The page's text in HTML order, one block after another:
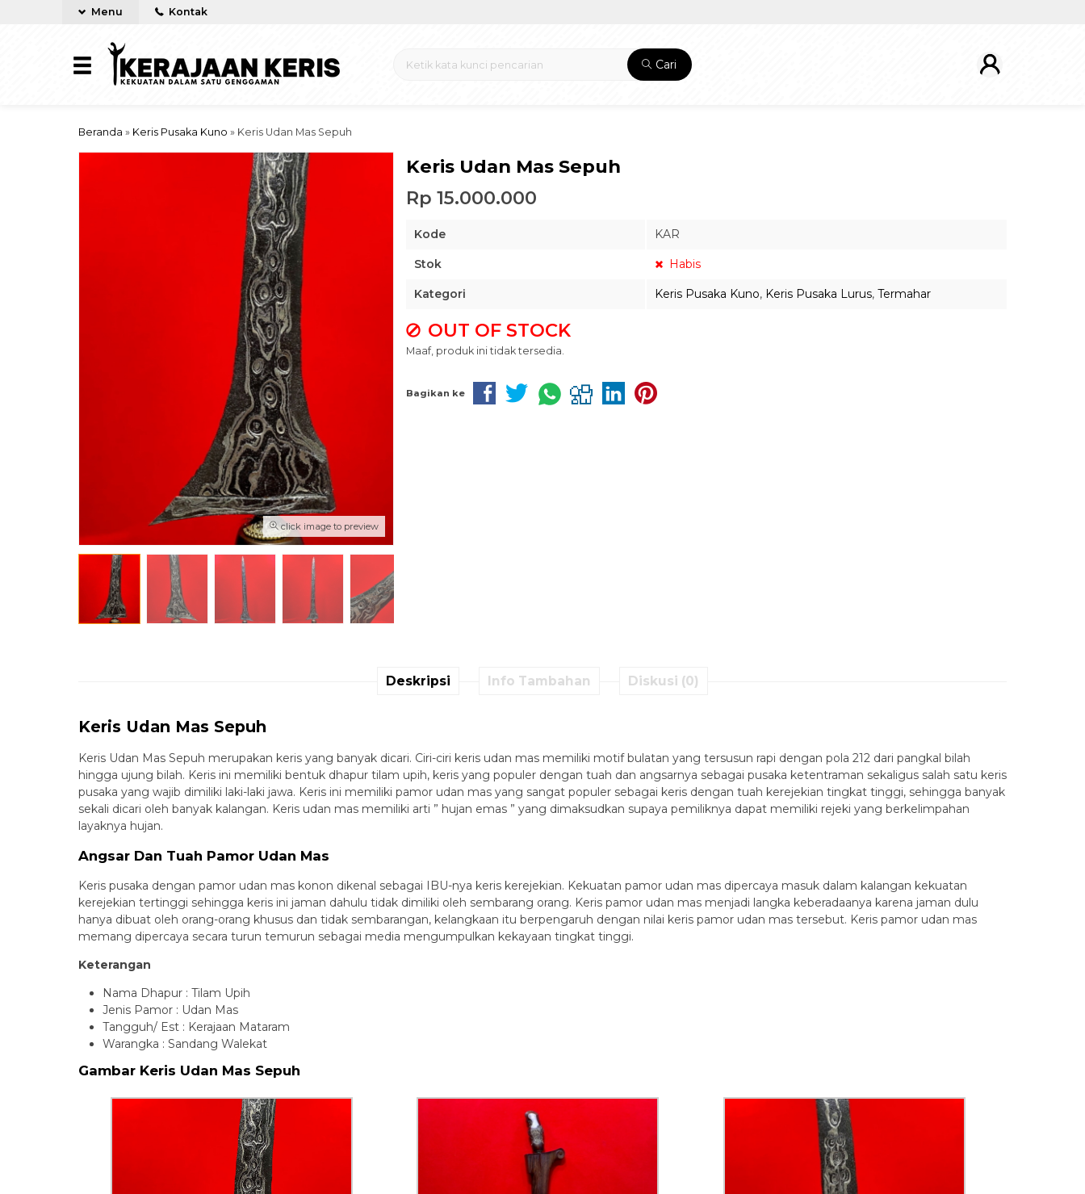
Menu Kontak
Cari
Beranda » Keris Pusaka Kuno » Keris Udan Mas Sepuh
click image to preview
Keris Udan Mas Sepuh
Rp 15.000.000
Kode KAR
Stok Habis
Kategori Keris Pusaka Kuno, Keris Pusaka Lurus, Termahar
OUT OF STOCK
Maaf, produk ini tidak tersedia.
Bagikan ke
Deskripsi Info Tambahan Diskusi (0)
Keris Udan Mas Sepuh
Keris Udan Mas Sepuh merupakan keris yang banyak dicari. Ciri-ciri keris udan mas memiliki motif bulatan yang tersusun rapi dengan pola 212 dari pangkal bilah
hingga ujung bilah. Keris ini memiliki bentuk dhapur tilam upih, keris yang populer dengan tuah dan angsarnya sebagai pusaka ketentraman sekaligus salah satu keris
pusaka yang wajib dimiliki laki-laki jawa. Keris ini memiliki pamor udan mas yang sangat populer sebagai keris dengan tuah kerejekian tingkat tinggi, sehingga banyak
sekali dicari oleh banyak kalangan. Keris udan mas memiliki arti ” hujan emas ” yang dimaksudkan supaya pemiliknya dapat memiliki rejeki yang berkelimpahan
layaknya hujan.
Angsar Dan Tuah Pamor Udan Mas
Keris pusaka dengan pamor udan mas konon dikenal sebagai IBU-nya keris kerejekian. Kekuatan pamor udan mas dipercaya masuk dalam kalangan kekuatan
kerejekian tertinggi sehingga keris ini jaman dahulu tidak dimiliki oleh sembarang orang. Keris pamor udan mas menjadi langka keberadaanya karena jaman dulu
hanya dibuat oleh orang-orang khusus dan tidak sembarangan, kelangkaan itu berpengaruh dengan nilai keris pamor udan mas tersebut. Keris pamor udan mas
memang dipercaya secara turun temurun sebagai media mengumpulkan kekayaan tingkat tinggi.
Keterangan
Nama Dhapur : Tilam Upih
Jenis Pamor : Udan Mas
Tangguh/ Est : Kerajaan Mataram
Warangka : Sandang Walekat
Gambar Keris Udan Mas Sepuh